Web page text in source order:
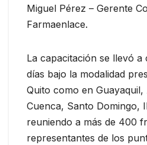
Miguel Pérez – Gerente
Farmaenlace.
La capacitación se llevó a
días bajo la modalidad
Quito como en
Cuenca, Santo Domingo,
reuniendo a más de 400
representantes de los